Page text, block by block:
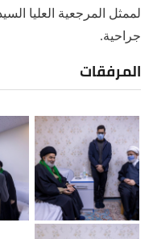
لممثل المرجعية العليا
جراحية.
المرفقات